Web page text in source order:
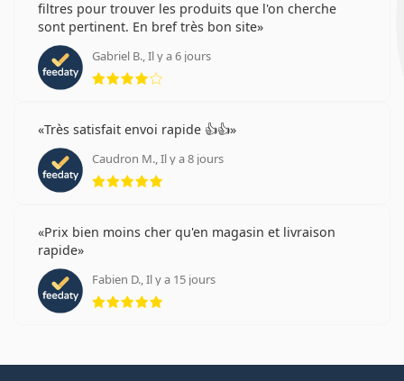
filtres pour trouver les produits que l'on cherche
sont pertinent. En bref très bon site
Gabriel B., Il y a 6 jours
évaluation 4 sur 5
Très satisfait envoi rapide 👍👍
Caudron M., Il y a 8 jours
évaluation 5 sur 5
Prix bien moins cher qu'en magasin et livraison
rapide
Fabien D., Il y a 15 jours
évaluation 5 sur 5